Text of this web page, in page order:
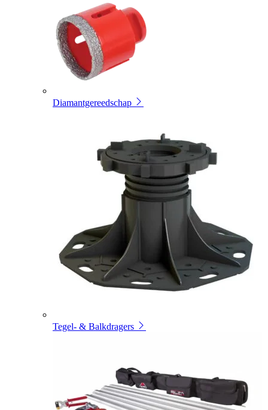
Diamantgereedschap
Tegel- & Balkdragers